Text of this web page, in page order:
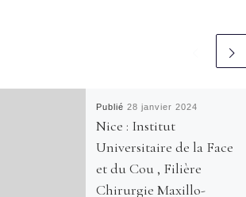
Publié 28 janvier 2024
Nice : Institut
Universitaire de la Face
et du Cou , Filière
Chirurgie Maxillo-